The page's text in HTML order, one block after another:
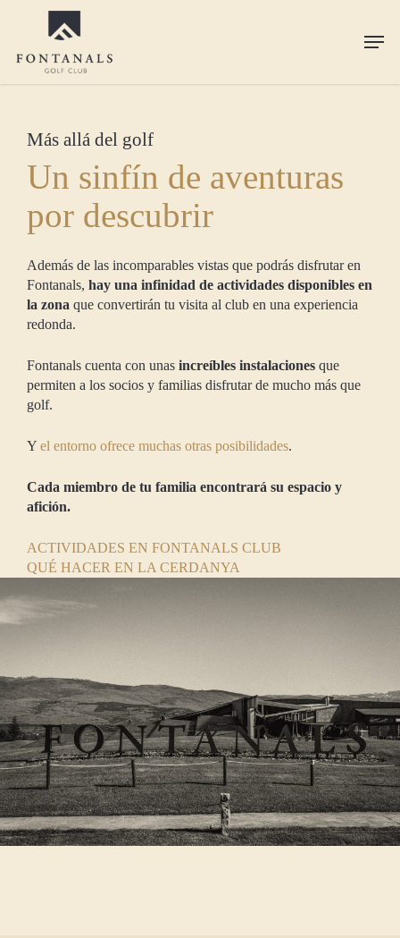
content
Menu
Más allá del golf
Un sinfín de aventuras
por descubrir
Además de las incomparables vistas que podrás disfrutar en
Fontanals,hay una infinidad de actividades disponibles en
la zona que convertirán tu visita al club en una experiencia
redonda.
Fontanals cuenta con unasincreíbles instalaciones que
permiten a los socios y familias disfrutar de mucho más que
golf.
Yel entorno ofrece muchas otras posibilidades.
Cada miembro de tu familia encontrará su espacio y
afición.
ACTIVIDADES EN FONTANALS CLUB
QUÉ HACER EN LA CERDANYA